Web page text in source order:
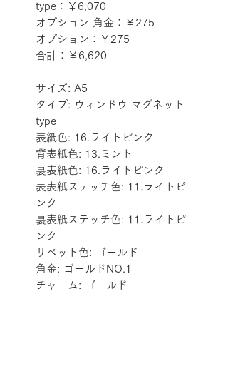
type：￥6,070
オプション 角金：￥275
オプション：￥275
合計：￥6,620
サイズ: A5
タイプ: ウィンドウ マグネット
type
表紙色: 16.ライトピンク
背表紙色: 13.ミント
裏表紙色: 16.ライトピンク
表表紙ステッチ色: 11.ライトピ
ンク
裏表紙ステッチ色: 11.ライトピ
ンク
リベット色: ゴールド
角金: ゴールドNO.1
チャーム: ゴールド